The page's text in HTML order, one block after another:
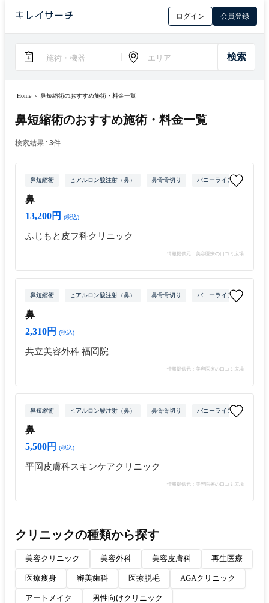
ログイン 会員登録
Home › 鼻短縮術のおすすめ施術・料金一覧
鼻短縮術のおすすめ施術・料金一覧
検索結果 : 3件
鼻短縮術 ヒアルロン酸注射（鼻） 鼻骨骨切り バニーライン・鼻根ボト
鼻
13,200円
(税込)
ふじもと皮フ科クリニック
情報提供元：美容医療の口コミ広場
鼻短縮術 ヒアルロン酸注射（鼻） 鼻骨骨切り バニーライン・鼻根ボト
鼻
2,310円
(税込)
共立美容外科 福岡院
情報提供元：美容医療の口コミ広場
鼻短縮術 ヒアルロン酸注射（鼻） 鼻骨骨切り バニーライン・鼻根ボト
鼻
5,500円
(税込)
平岡皮膚科スキンケアクリニック
情報提供元：美容医療の口コミ広場
クリニックの種類から探す
美容クリニック 美容外科 美容皮膚科 再生医療
医療痩身 審美歯科 医療脱毛 AGAクリニック
アートメイク 男性向けクリニック